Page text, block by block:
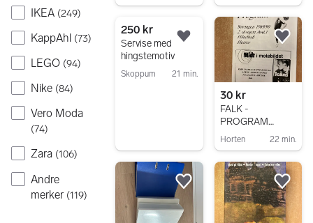
IKEA (249)
KappAhl (73)
LEGO (94)
Nike (84)
Vero Moda
(74)
Zara (106)
Andre
merker (119)
250 kr
Servise med
hingstemotiv
Skoppum 21 min.
Legg til som favoritt.
30 kr
FALK -
PROGRAM
SESONGEN
DIVISJON AVD.1
HÅNDBALL
HERRER
Horten 22 min.
Legg til som favoritt.